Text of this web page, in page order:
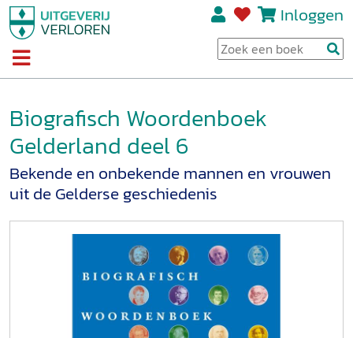
Inloggen
Biografisch Woordenboek
Gelderland deel 6
Bekende en onbekende mannen en vrouwen
uit de Gelderse geschiedenis